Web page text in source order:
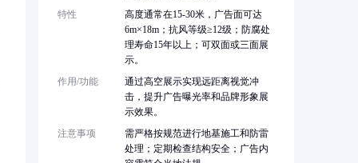
特性
高度通常在15-30米，广告面可达
6m×18m；抗风等级≥12级；防腐处
理寿命15年以上；可双面或三面展
示。
作用/功能
通过高空展示实现远距离视觉冲
击，提升广告曝光率和品牌形象展
示效果。
注意事项
需严格按规范进行地基施工和防雷
处理；定期检查结构安全；广告内